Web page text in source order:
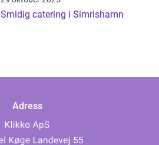
Smidig catering i Simrishamn
Adress